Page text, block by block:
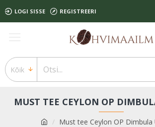
LOGI SISSE REGISTREERI
Kõik
Must tee Ceylon OP Dimbula
MUST TEE CEYLON OP